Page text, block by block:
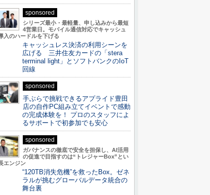
sponsored
シリーズ最小・最軽量、申し込みから最短
4営業日。モバイル通信対応でキャッシュ
入のハードルを下げる
キャッシュレス決済の利用シーンを
広げる 三井住友カードの「stera
terminal light」とソフトバンクのIoT
回線
sponsored
手ぶらで挑戦できるアプライド豊田
店の自作PC組み立てイベントで感動
の完成体験を！ プロのスタッフによ
るサポートで初参加でも安心
sponsored
ガバナンスの徹底で安全を担保し、AI活用
の促進で目指すのは“トレジャーBox”とい
エンジン
“120TB消失危機”を救ったBox。ゼネ
ラルが挑むグローバルデータ統合の
舞台裏